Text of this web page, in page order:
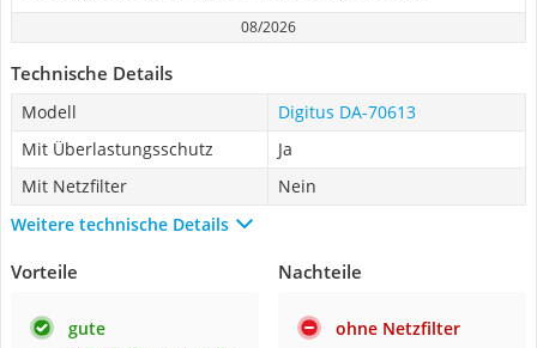
08/2026
Technische Details
Modell
Digitus DA-70613
Mit Überlastungsschutz
Ja
Mit Netzfilter
Nein
Weitere technische Details
Vorteile
gute
Nachteile
ohne Netzfilter